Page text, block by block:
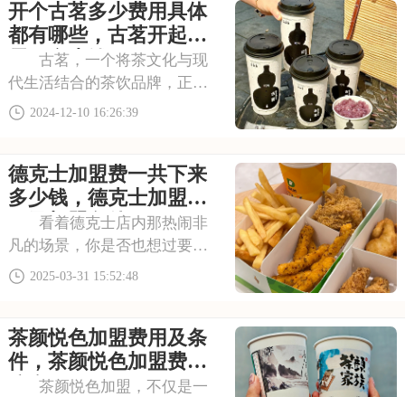
更清晰地了解这个品牌。下面
请看古茗奶茶2025加盟费多少
钱，古茗茶饮加
开个古茗多少费用具体
都有哪些，古茗开起来
需要多少钱
古茗，一个将茶文化与现
代生活结合的茶饮品牌，正以
其独特的魅力吸引着越来越多
茶饮事业，更意味着您将传承
和弘扬中华茶文化。接下来，
一起深入了解古茗加
2024-12-10 16:26:39
德克士加盟费一共下来
多少钱，德克士加盟费
用及加盟条件
看着德克士店内那热闹非
凡的场景，你是否也想过要拥
有一家这样的店铺？加盟德克
式和丰富的市场经验，还能为
你提供全面的培训和支持。本
文将为你详细介绍德
2025-03-31 15:52:48
茶颜悦色加盟费用及条
件，茶颜悦色加盟费用
公布
茶颜悦色加盟，不仅是一